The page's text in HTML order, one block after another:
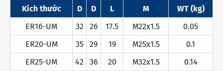
Kích thước D D L M
WT (kg)
ER16-UM
32 26 17.5 M22x1.5
0.05
ER20-UM
35 29 19 M25x1.5
0.1
ER25-UM
42 36 20 M32x1.5
0.14